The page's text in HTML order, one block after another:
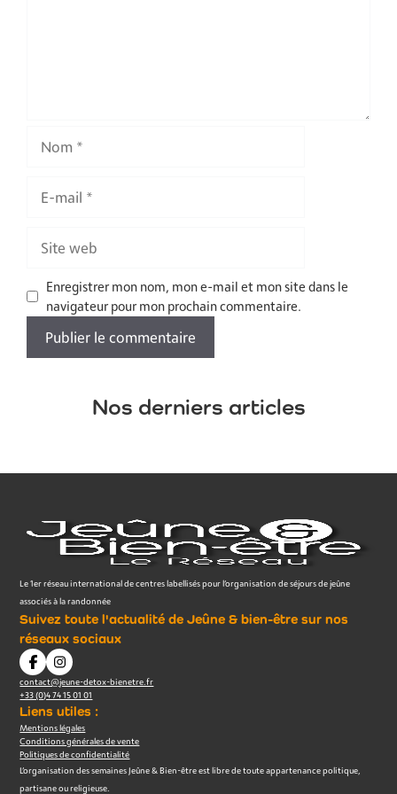
mail
web
Enregistrer mon nom, mon e-mail et mon site dans le
navigateur pour mon prochain commentaire.
Nos derniers articles
Le 1er réseau international de centres labellisés pour l’organisation de séjours de jeûne
associés à la randonnée
Suivez toute l'actualité de Jeûne & bien-être sur nos
réseaux sociaux
contact@jeune-detox-bienetre.fr
+33 (0)4 74 15 01 01
Liens utiles :
Mentions légales
Conditions générales de vente
Politiques de confidentialité
L’organisation des semaines Jeûne & Bien-être est libre de toute appartenance politique,
partisane ou religieuse.